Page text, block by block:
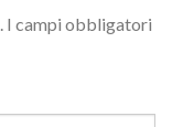
I campi obbligatori